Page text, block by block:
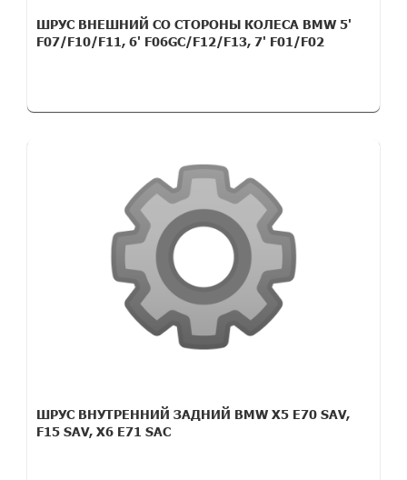
ШРУС ВНЕШНИЙ СО СТОРОНЫ КОЛЕСА BMW 5'
F07/F10/F11, 6' F06GC/F12/F13, 7' F01/F02
ШРУС ВНУТРЕННИЙ ЗАДНИЙ BMW X5 E70 SAV,
F15 SAV, X6 E71 SAC